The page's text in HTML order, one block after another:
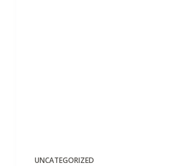
UNCATEGORIZED